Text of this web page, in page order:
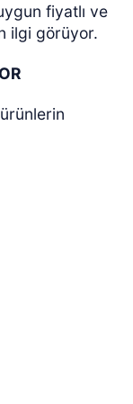
fiyatlı ve
ilgi görüyor.